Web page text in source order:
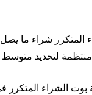
لتحديد
بوت الشراء المتكرر